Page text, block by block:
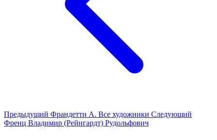
Предыдущий Франдетти А. Все художники Следующий
Френц Владимир (Рейнгардт) Рудольфович